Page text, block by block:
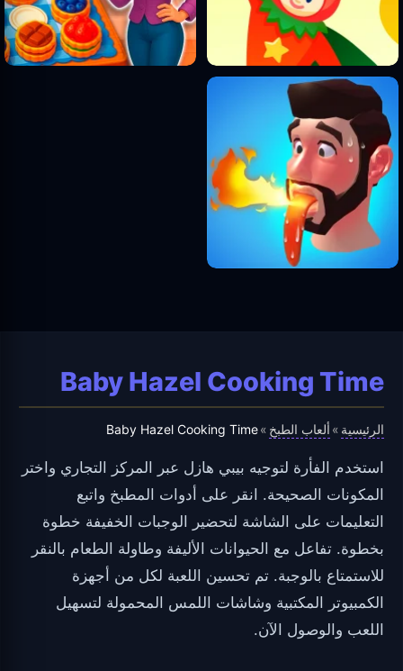
Baby Hazel Cooking Time
الرئيسية » ألعاب الطبخ »
Baby Hazel Cooking Time
استخدم الفأرة لتوجيه بيبي هازل عبر المركز التجاري واختر
المكونات الصحيحة. انقر على أدوات المطبخ واتبع
التعليمات على الشاشة لتحضير الوجبات الخفيفة خطوة
بخطوة. تفاعل مع الحيوانات الأليفة وطاولة الطعام بالنقر
للاستمتاع بالوجبة. تم تحسين اللعبة لكل من أجهزة
الكمبيوتر المكتبية وشاشات اللمس المحمولة لتسهيل
اللعب والوصول الآن.